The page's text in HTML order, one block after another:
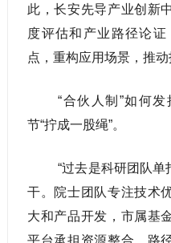
此，长安先导产业创新
度评估和产业路径论
点，重构应用场景，推动
“合伙人制”如何
节“拧成一股绳”。
“过去是科研团队
干。院士团队专注技术
大和产品开发，市属基
平台承担资源整合、路